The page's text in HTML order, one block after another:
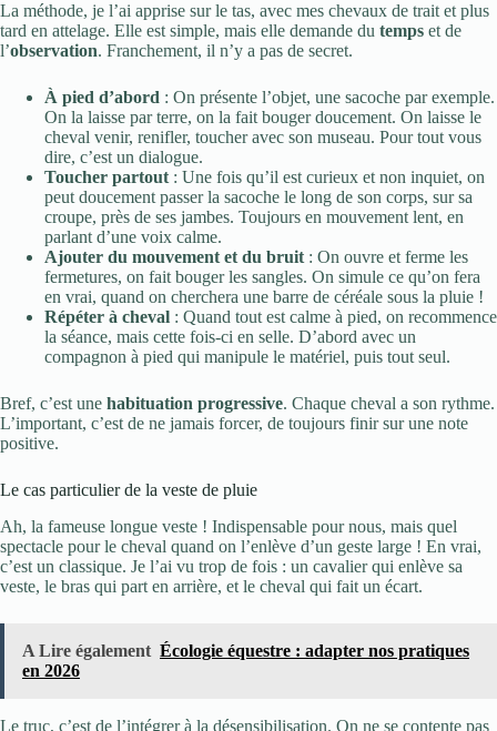
La méthode, je l’ai apprise sur le tas, avec mes chevaux de trait et plus
tard en attelage. Elle est simple, mais elle demande du temps et de
l’observation. Franchement, il n’y a pas de secret.
À pied d’abord : On présente l’objet, une sacoche par exemple.
On la laisse par terre, on la fait bouger doucement. On laisse le
cheval venir, renifler, toucher avec son museau. Pour tout vous
dire, c’est un dialogue.
Toucher partout : Une fois qu’il est curieux et non inquiet, on
peut doucement passer la sacoche le long de son corps, sur sa
croupe, près de ses jambes. Toujours en mouvement lent, en
parlant d’une voix calme.
Ajouter du mouvement et du bruit : On ouvre et ferme les
fermetures, on fait bouger les sangles. On simule ce qu’on fera
en vrai, quand on cherchera une barre de céréale sous la pluie !
Répéter à cheval : Quand tout est calme à pied, on recommence
la séance, mais cette fois-ci en selle. D’abord avec un
compagnon à pied qui manipule le matériel, puis tout seul.
Bref, c’est une habituation progressive. Chaque cheval a son rythme.
L’important, c’est de ne jamais forcer, de toujours finir sur une note
positive.
Le cas particulier de la veste de pluie
Ah, la fameuse longue veste ! Indispensable pour nous, mais quel
spectacle pour le cheval quand on l’enlève d’un geste large ! En vrai,
c’est un classique. Je l’ai vu trop de fois : un cavalier qui enlève sa
veste, le bras qui part en arrière, et le cheval qui fait un écart.
A Lire également Écologie équestre : adapter nos pratiques
en 2026
Le truc, c’est de l’intégrer à la désensibilisation. On ne se contente pas